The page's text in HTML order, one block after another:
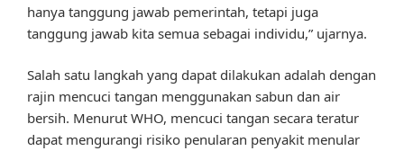
hanya tanggung jawab pemerintah, tetapi juga
tanggung jawab kita semua sebagai individu,” ujarnya.
Salah satu langkah yang dapat dilakukan adalah dengan
rajin mencuci tangan menggunakan sabun dan air
bersih. Menurut WHO, mencuci tangan secara teratur
dapat mengurangi risiko penularan penyakit menular